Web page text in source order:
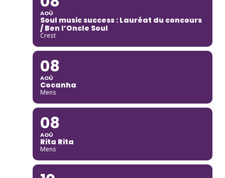
AOÛ
Soul music success : Lauréat du concours
/ Ben l’Oncle Soul
Crest
08
AOÛ
Cocanha
Mens
08
AOÛ
Rita Rita
Mens